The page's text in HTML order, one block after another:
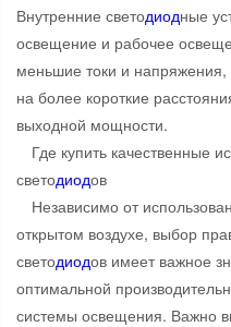
Внутренние светодиодные
освещение и рабочее
меньшие токи и напряжения,
на более короткие
выходной мощности.
Где купить качественные
светодиодов
Независимо от
открытом воздухе, выбор
светодиодов имеет важное
оптимальной
системы освещения. Важно